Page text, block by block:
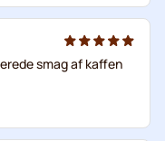
smag af kaffen